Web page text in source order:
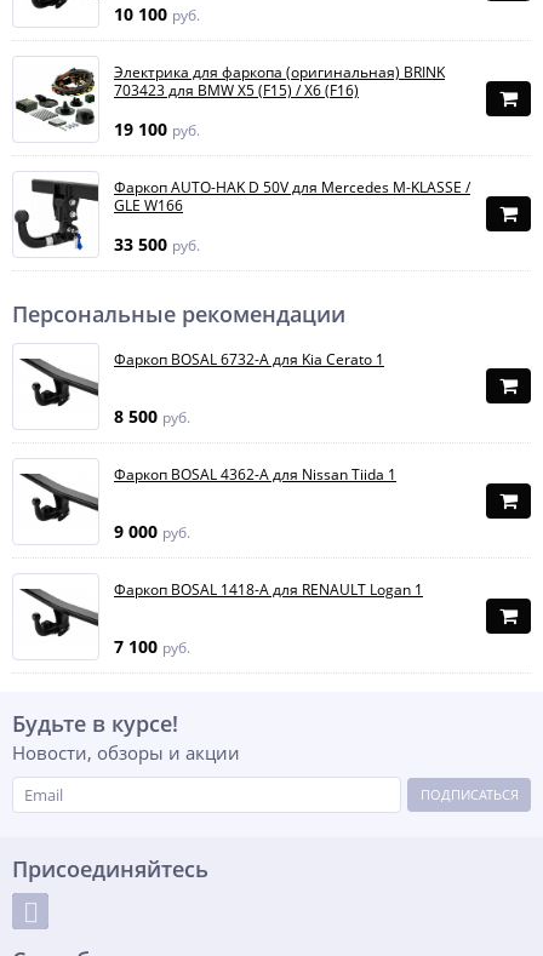
10 100 руб.
Электрика для фаркопа (оригинальная) BRINK
703423 для BMW X5 (F15) / X6 (F16)
19 100 руб.
Фаркоп AUTO-HAK D 50V для Mercedes M-KLASSE /
GLE W166
33 500 руб.
Персональные рекомендации
Фаркоп BOSAL 6732-A для Kia Cerato 1
8 500 руб.
Фаркоп BOSAL 4362-A для Nissan Tiida 1
9 000 руб.
Фаркоп BOSAL 1418-A для RENAULT Logan 1
7 100 руб.
Будьте в курсе!
Новости, обзоры и акции
ПОДПИСАТЬСЯ
Присоединяйтесь